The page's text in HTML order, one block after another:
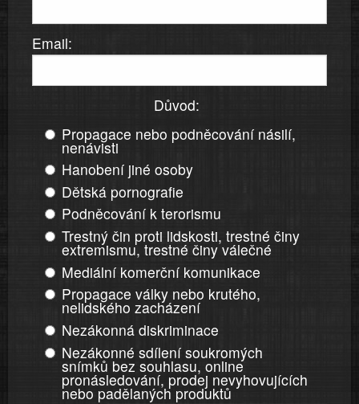
Email:
Důvod:
Propagace nebo podněcování násilí,
nenávisti
Hanobení jiné osoby
Dětská pornografie
Podněcování k terorismu
Trestný čin proti lidskosti, trestné činy
extremismu, trestné činy válečné
Mediální komerční komunikace
Propagace války nebo krutého,
nelidského zacházení
Nezákonná diskriminace
Nezákonné sdílení soukromých
snímků bez souhlasu, online
pronásledování, prodej nevyhovujících
nebo padělaných produktů